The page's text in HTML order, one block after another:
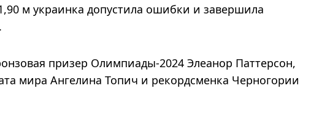
м украинка допустила ошибки и завершила
призер Олимпиады-2024 Элеанор Паттерсон,
мира Ангелина Топич и рекордсменка Черногории